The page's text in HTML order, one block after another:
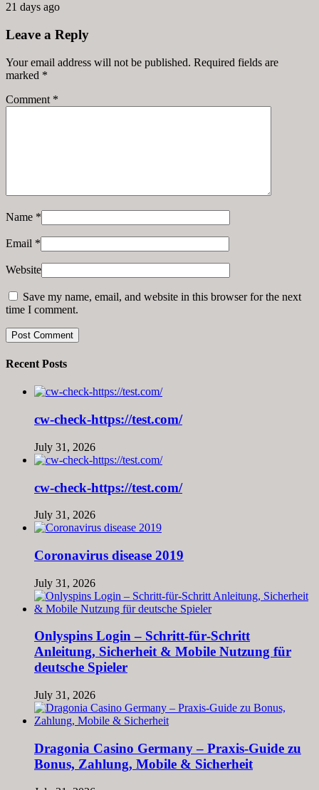
21 days ago
Leave a Reply
Your email address will not be published. Required fields are
marked *
Comment *
Name *
Email *
Website
Save my name, email, and website in this browser for the next
time I comment.
Recent Posts
cw-check-https://test.com/
July 31, 2026
cw-check-https://test.com/
July 31, 2026
Coronavirus disease 2019
July 31, 2026
Onlyspins Login – Schritt‑für‑Schritt
Anleitung, Sicherheit & Mobile Nutzung für
deutsche Spieler
July 31, 2026
Dragonia Casino Germany – Praxis‑Guide zu
Bonus, Zahlung, Mobile & Sicherheit